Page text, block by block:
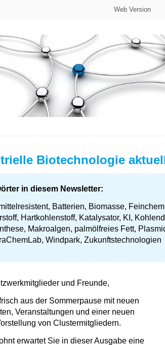
Web Version
Biotechnologie
in diesem Newsletter:
Batterien, Biomasse,
Hartkohlenstoff, Katalysator, KI,
Makroalgen, palmölfreies Fett,
Windpark, Zukunftstechnologien
und Freunde,
aus der Sommerpause mit neuen
Veranstaltungen und einer neuen
von Clustermitgliedern.
erwartet Sie in dieser Ausgabe eine